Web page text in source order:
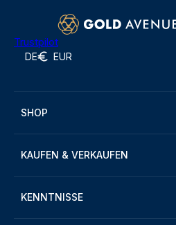
Trustpilot
DE EUR
SHOP
KAUFEN & VERKAUFEN
KENNTNISSE